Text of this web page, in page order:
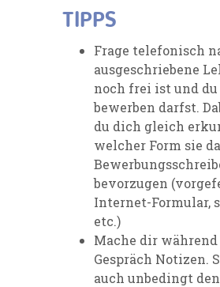
TIPPS
Frage telefonisch
ausgeschriebene
noch frei ist und
bewerben darfst.
du dich gleich
welcher Form sie
bevorzugen
Internet-Formular,
etc.)
Mache dir während
Gespräch Notizen.
auch unbedingt